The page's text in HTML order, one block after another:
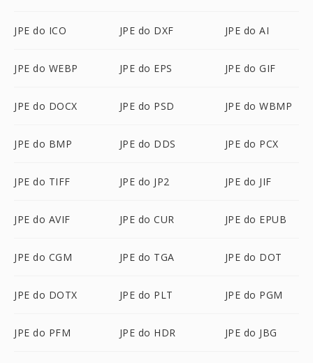
JPE do ICO JPE do DXF JPE do AI
JPE do WEBP JPE do EPS JPE do GIF
JPE do DOCX JPE do PSD JPE do WBMP
JPE do BMP JPE do DDS JPE do PCX
JPE do TIFF JPE do JP2 JPE do JIF
JPE do AVIF JPE do CUR JPE do EPUB
JPE do CGM JPE do TGA JPE do DOT
JPE do DOTX JPE do PLT JPE do PGM
JPE do PFM JPE do HDR JPE do JBG